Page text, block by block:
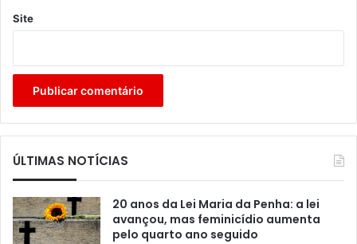
Site
ÚLTIMAS NOTÍCIAS
20 anos da Lei Maria da Penha: a lei
avançou, mas feminicídio aumenta
pelo quarto ano seguido